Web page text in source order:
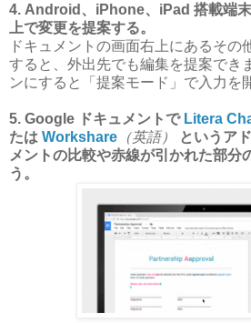
4. Android、iPhone、iPad 搭載端
上で変更を提案する。
ドキュメントの画面右上にあるその
すると、外出先でも編集を提案でき
ンにすると「提案モード」で入力を
5. Google ドキュメントで Litera
たは Workshare （英語）
というア
メントの比較や赤線が引かれた部分
う。